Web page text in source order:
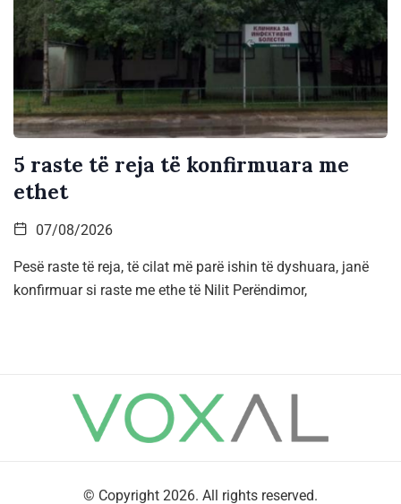
5 raste të reja të konfirmuara me
ethet
07/08/2026
Pesë raste të reja, të cilat më parë ishin të dyshuara, janë
konfirmuar si raste me ethe të Nilit Perëndimor,
© Copyright 2026. All rights reserved.